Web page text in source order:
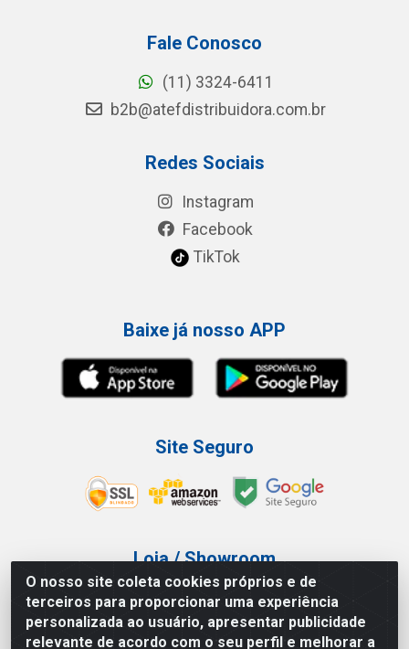
O nosso site coleta cookies próprios e de
terceiros para proporcionar uma experiência
personalizada ao usuário, apresentar publicidade
relevante de acordo com o seu perfil e melhorar a
Fale Conosco
(11) 3324-6411
b2b@atefdistribuidora.com.br
Redes Sociais
Instagram
Facebook
TikTok
Baixe já nosso APP
Site Seguro
Loja / Showroom
Tel.: (11) 3227-0546
Av Vautier, 587/597 - Pari - São Paulo/SP